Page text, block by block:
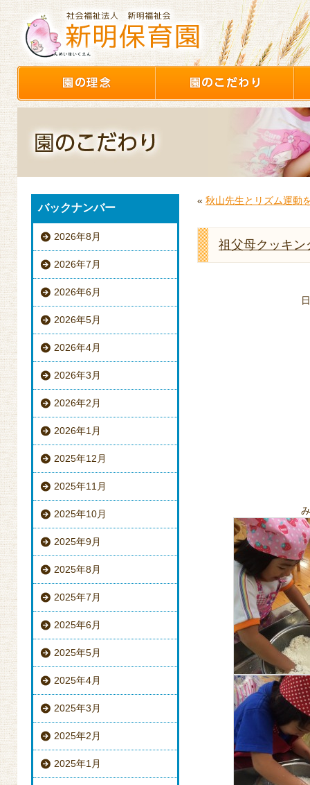
バックナンバー
2026年8月
2026年7月
2026年6月
2026年5月
2026年4月
2026年3月
2026年2月
2026年1月
2025年12月
2025年11月
2025年10月
2025年9月
2025年8月
2025年7月
2025年6月
2025年5月
2025年4月
2025年3月
2025年2月
2025年1月
« 秋山先生とリズム運動
祖父母クッキン